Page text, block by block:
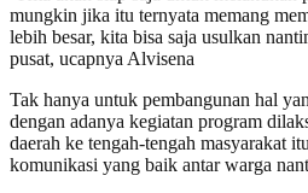
mungkin jika itu ternyata memang
lebih besar, kita bisa saja usulkan
pusat, ucapnya Alvisena
Tak hanya untuk pembangunan hal
dengan adanya kegiatan program
daerah ke tengah-tengah masyarakat
komunikasi yang baik antar warga